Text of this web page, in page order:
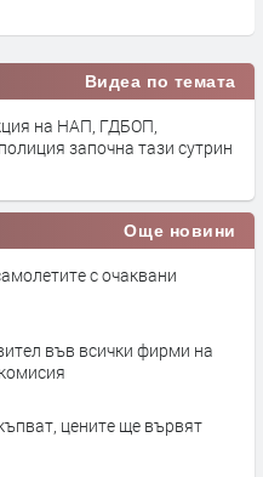
Видеа по темата
на НАП, ГДБОП,
започна тази сутрин
Още новини
с очаквани
във всички фирми на
цените ще вървят